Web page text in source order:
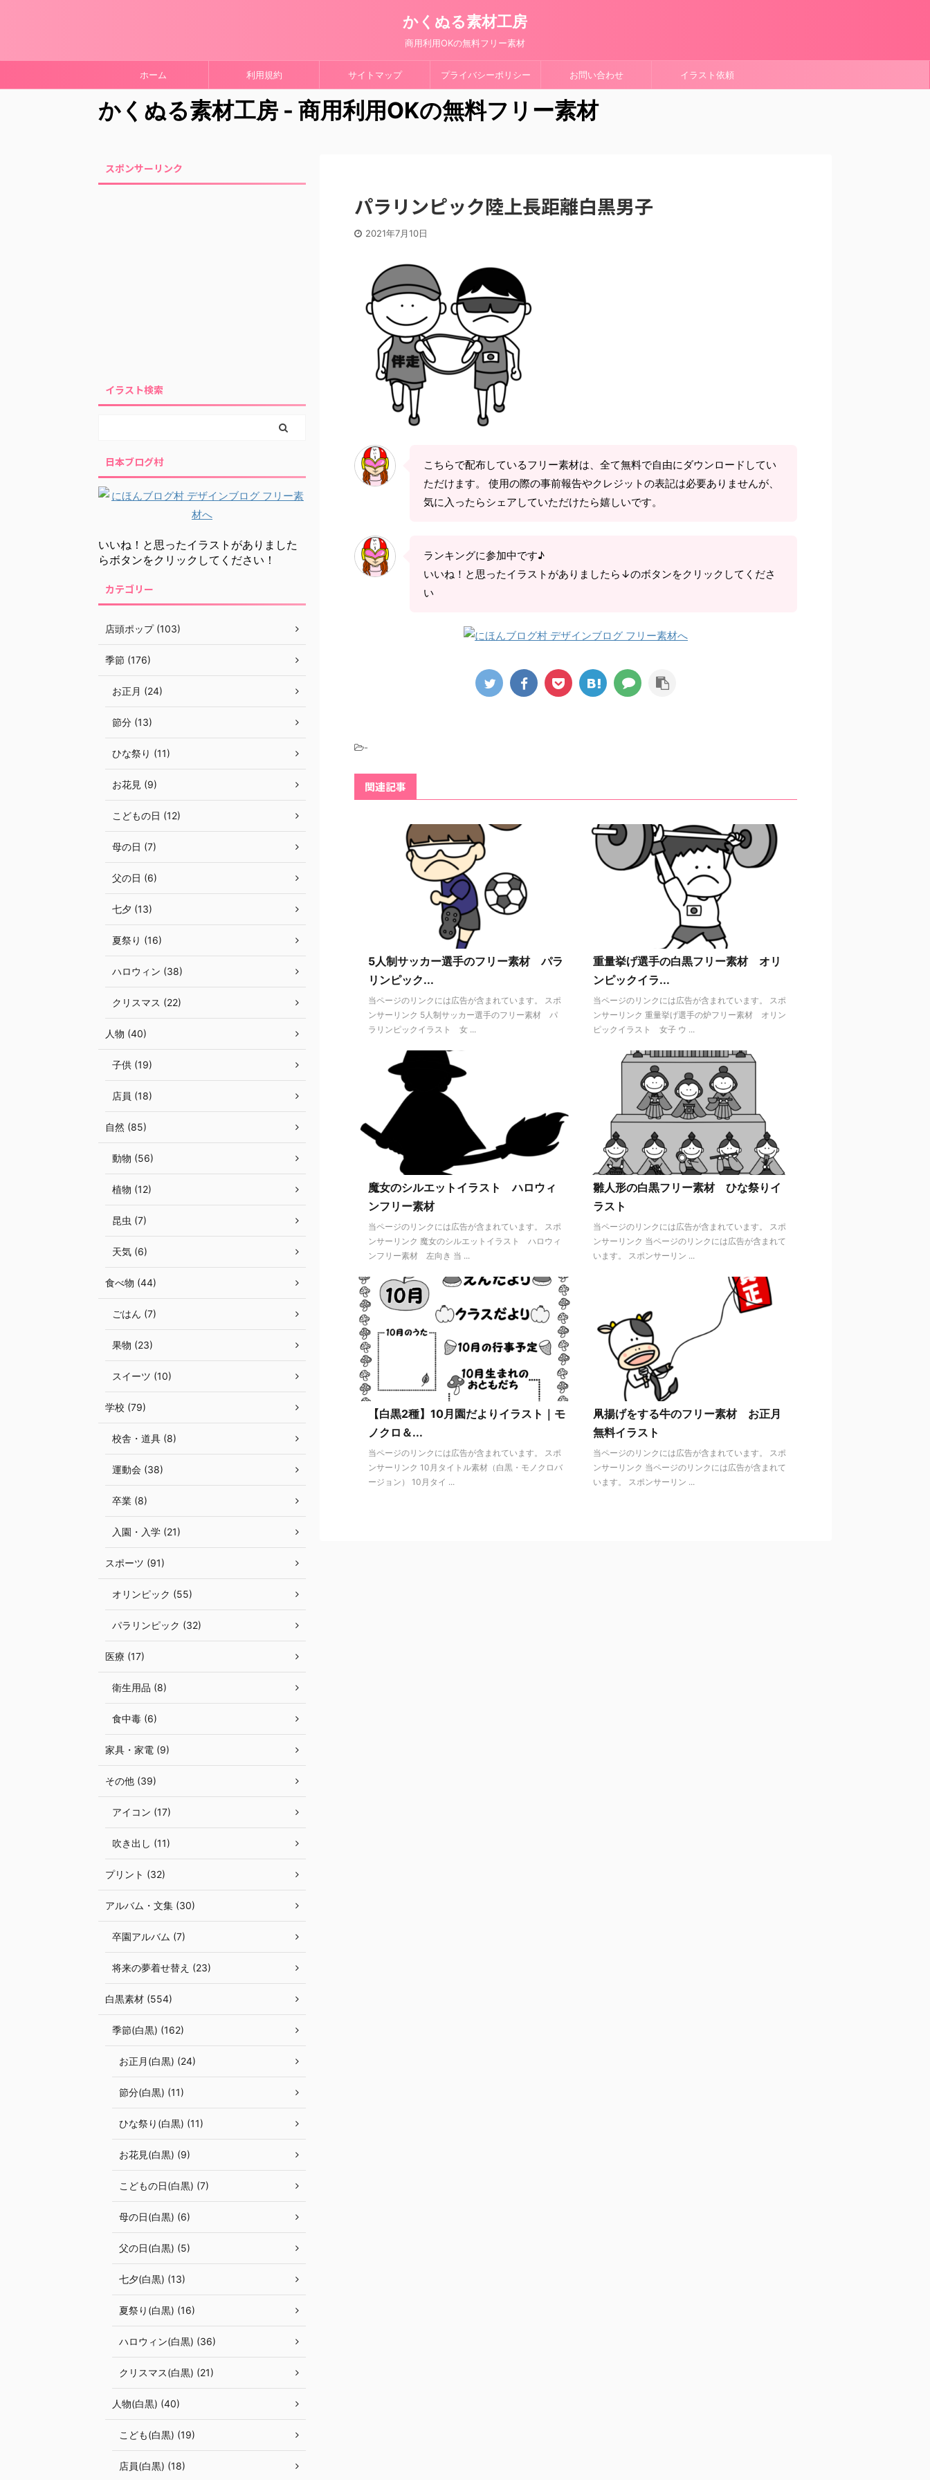
かくぬる素材工房
商用利用OKの無料フリー素材
ホーム 利用規約 サイトマップ プライバシーポリシー お問い合わせ イラスト依頼
かくぬる素材工房 - 商用利用OKの無料フリー素材
パラリンピック陸上長距離白黒男子
2021年7月10日
こちらで配布しているフリー素材は、全て無料で自由にダウンロードしてい
ただけます。 使用の際の事前報告やクレジットの表記は必要ありませんが、
気に入ったらシェアしていただけたら嬉しいです。
ランキングに参加中です♪
いいね！と思ったイラストがありましたら↓のボタンをクリックしてくださ
い
-
関連記事
5人制サッカー選手のフリー素材 パラ
リンピック...
当ページのリンクには広告が含まれています。 スポ
ンサーリンク 5人制サッカー選手のフリー素材 パ
ラリンピックイラスト 女 ...
重量挙げ選手の白黒フリー素材 オリ
ンピックイラ...
当ページのリンクには広告が含まれています。 スポ
ンサーリンク 重量挙げ選手の炉フリー素材 オリン
ピックイラスト 女子 ウ ...
魔女のシルエットイラスト ハロウィ
ンフリー素材
当ページのリンクには広告が含まれています。 スポ
ンサーリンク 魔女のシルエットイラスト ハロウィ
ンフリー素材 左向き 当 ...
雛人形の白黒フリー素材 ひな祭りイ
ラスト
当ページのリンクには広告が含まれています。 スポ
ンサーリンク 当ページのリンクには広告が含まれて
います。 スポンサーリン ...
【白黒2種】10月園だよりイラスト｜モ
ノクロ＆...
当ページのリンクには広告が含まれています。 スポ
ンサーリンク 10月タイトル素材（白黒・モノクロバ
ージョン） 10月タイ ...
凧揚げをする牛のフリー素材 お正月
無料イラスト
当ページのリンクには広告が含まれています。 スポ
ンサーリンク 当ページのリンクには広告が含まれて
います。 スポンサーリン ...
スポンサーリンク
イラスト検索
日本ブログ村
いいね！と思ったイラストがありました
らボタンをクリックしてください！
カテゴリー
店頭ポップ (103)
季節 (176)
お正月 (24)
節分 (13)
ひな祭り (11)
お花見 (9)
こどもの日 (12)
母の日 (7)
父の日 (6)
七夕 (13)
夏祭り (16)
ハロウィン (38)
クリスマス (22)
人物 (40)
子供 (19)
店員 (18)
自然 (85)
動物 (56)
植物 (12)
昆虫 (7)
天気 (6)
食べ物 (44)
ごはん (7)
果物 (23)
スイーツ (10)
学校 (79)
校舎・道具 (8)
運動会 (38)
卒業 (8)
入園・入学 (21)
スポーツ (91)
オリンピック (55)
パラリンピック (32)
医療 (17)
衛生用品 (8)
食中毒 (6)
家具・家電 (9)
その他 (39)
アイコン (17)
吹き出し (11)
プリント (32)
アルバム・文集 (30)
卒園アルバム (7)
将来の夢着せ替え (23)
白黒素材 (554)
季節(白黒) (162)
お正月(白黒) (24)
節分(白黒) (11)
ひな祭り(白黒) (11)
お花見(白黒) (9)
こどもの日(白黒) (7)
母の日(白黒) (6)
父の日(白黒) (5)
七夕(白黒) (13)
夏祭り(白黒) (16)
ハロウィン(白黒) (36)
クリスマス(白黒) (21)
人物(白黒) (40)
こども(白黒) (19)
店員(白黒) (18)